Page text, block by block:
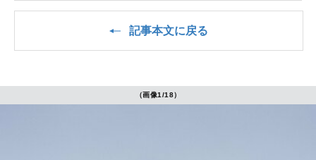
記事本文に戻る
（画像1/18）